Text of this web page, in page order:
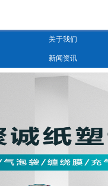
关于我们
新闻资讯